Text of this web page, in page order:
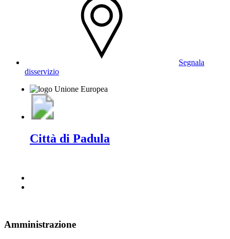
Segnala
disservizio
Città di Padula
Amministrazione